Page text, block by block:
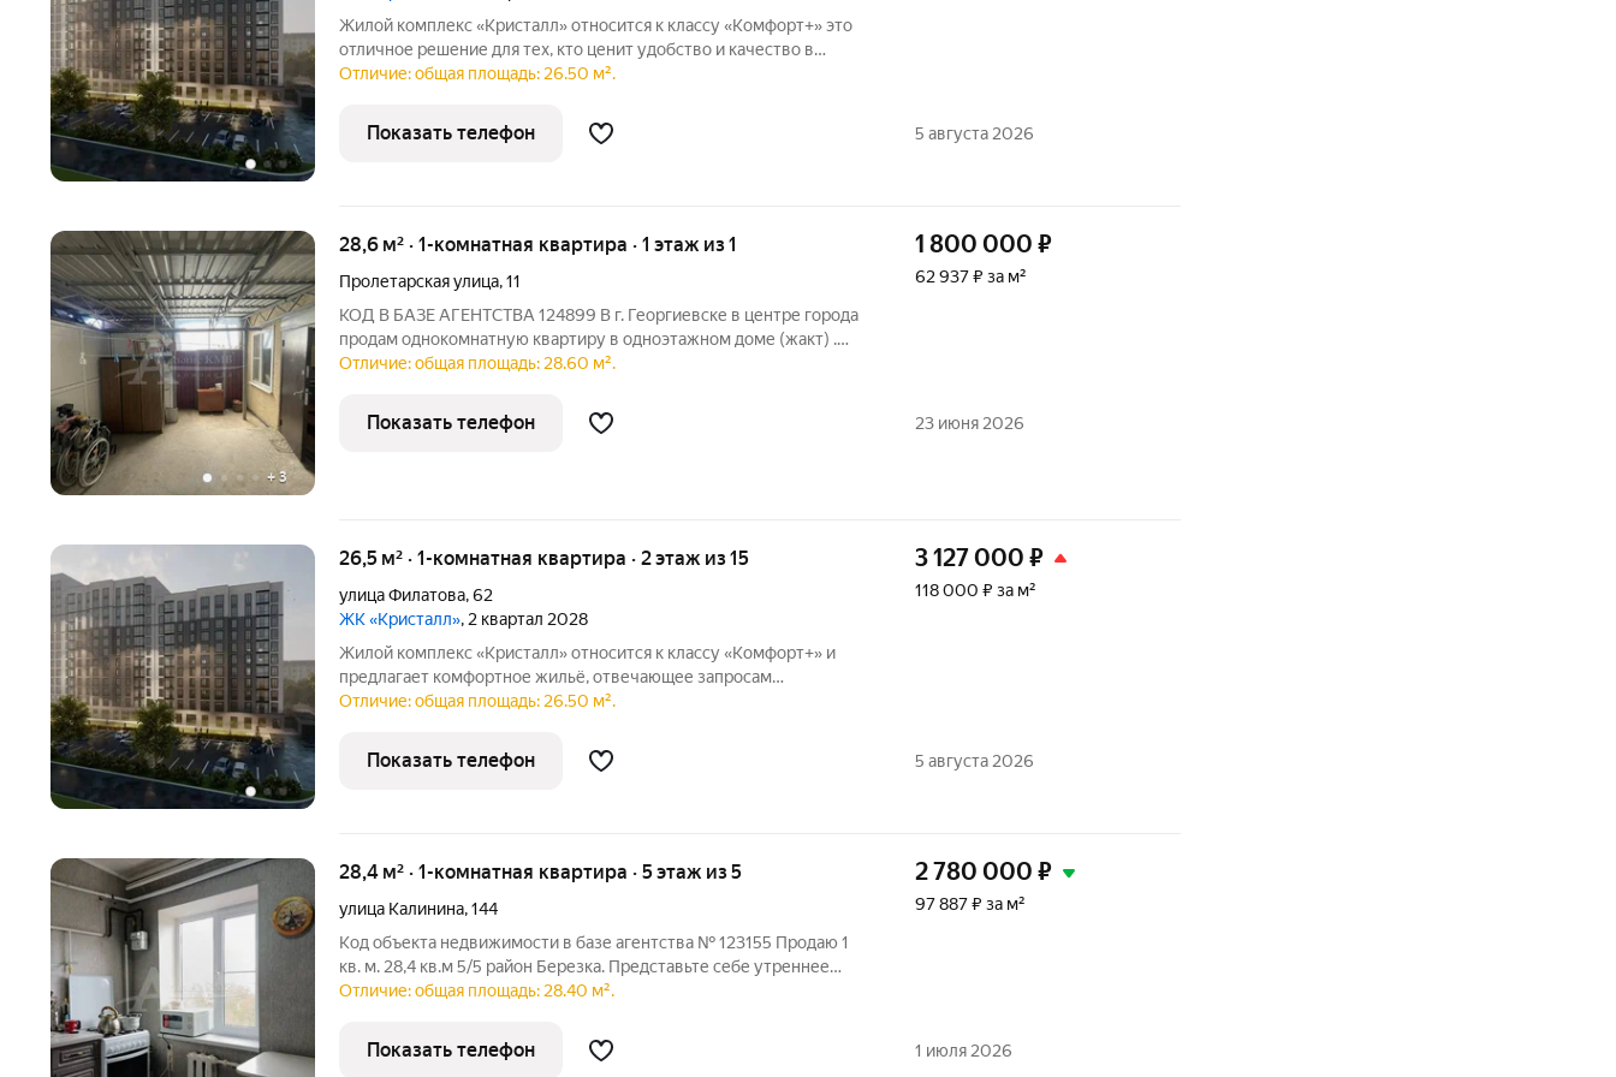
Жилой комплекс «Кристалл» относится к классу «Комфорт+» это
отличное решение для тех, кто ценит удобство и качество в
повседневной жизни. Комплекс расположен в перспективном
Отличие: общая площадь: 26.50 м².
Показать телефон 5 августа 2026
+ 3
28,6 м² · 1-комнатная квартира · 1 этаж из 1
Пролетарская улица,11
КОД В БАЗЕ АГЕНТСТВА 124899 В г. Георгиевске в центре города
продам однокомнатную квартиру в одноэтажном доме (жакт) .
Уютная комната , санузел совмещен. Двор закрыт со всех сторон и
1 800 000 ₽
62 937 ₽ за м²
Отличие: общая площадь: 28.60 м².
Показать телефон 23 июня 2026
26,5 м² · 1-комнатная квартира · 2 этаж из 15
улица Филатова,62
ЖК «Кристалл», 2 квартал 2028
Жилой комплекс «Кристалл» относится к классу «Комфорт+» и
предлагает комфортное жильё, отвечающее запросам
современных жителей. Комплекс расположен в активно
особенность единый трёхподъездный
3 127 000 ₽
118 000 ₽ за м²
Отличие: общая площадь: 26.50 м².
Показать телефон 5 августа 2026
28,4 м² · 1-комнатная квартира · 5 этаж из 5
улица Калинина,144
Код объекта недвижимости в базе агентства № 123155 Продаю 1
кв. м. 28,4 кв.м 5/5 район Березка. Представьте себе утреннее
солнце, мягко проникающее сквозь пластиковые окна,
зная, что за
2 780 000 ₽
97 887 ₽ за м²
Отличие: общая площадь: 28.40 м².
Показать телефон 1 июля 2026